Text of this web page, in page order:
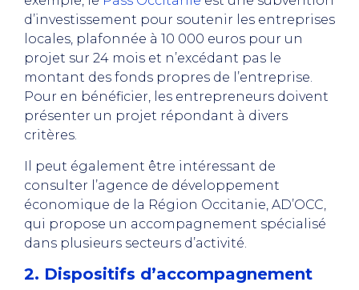
d’investissement pour soutenir les entreprises
locales, plafonnée à 10 000 euros pour un
projet sur 24 mois et n’excédant pas le
montant des fonds propres de l’entreprise.
Pour en bénéficier, les entrepreneurs doivent
présenter un projet répondant à divers
critères.
Il peut également être intéressant de
consulter l’agence de développement
économique de la Région Occitanie, AD’OCC,
qui propose un accompagnement spécialisé
dans plusieurs secteurs d’activité.
2. Dispositifs d’accompagnement